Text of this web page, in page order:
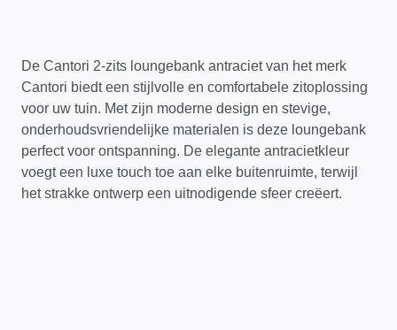
De Cantori 2-zits loungebank antraciet van het merk
Cantori biedt een stijlvolle en comfortabele zitoplossing
voor uw tuin. Met zijn moderne design en stevige,
onderhoudsvriendelijke materialen is deze loungebank
perfect voor ontspanning. De elegante antracietkleur
voegt een luxe touch toe aan elke buitenruimte, terwijl
het strakke ontwerp een uitnodigende sfeer creëert.